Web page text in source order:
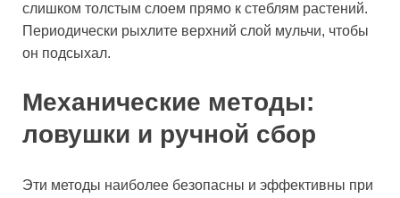
слишком толстым слоем прямо к стеблям растений.
Периодически рыхлите верхний слой мульчи, чтобы
он подсыхал.
Механические методы:
ловушки и ручной сбор
Эти методы наиболее безопасны и эффективны при